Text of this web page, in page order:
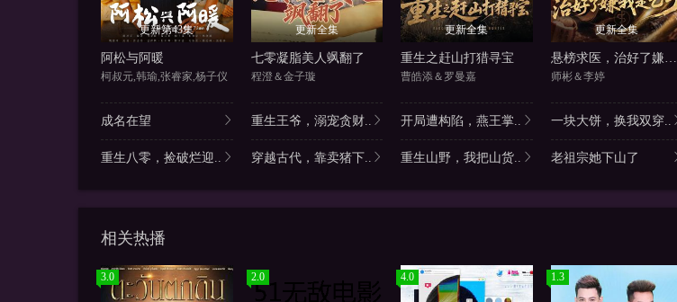
更新第43集
阿松与阿暖
柯叔元,韩瑜,张睿家,杨子仪
更新全集
七零凝脂美人飒翻了
程澄＆金子璇
更新全集
重生之赶山打猎寻宝
曹皓添＆罗曼嘉
更新全集
悬榜求医，治好了嫌我是乞丐
师彬＆李婷
成名在望 重生王爷，溺宠贪财.. 开局遭构陷，燕王掌.. 一块大饼，换我双穿..
重生八零，捡破烂迎.. 穿越古代，靠卖猪下.. 重生山野，我把山货.. 老祖宗她下山了
相关热播
3.0 2.0 4.0 1.3